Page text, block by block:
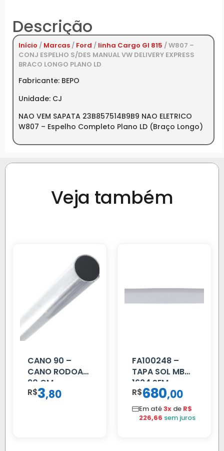
Descrição
Início / Marcas / Ford / linha Cargo GI 815 / W807 –
CONJ ESPELHO S/DES MANUAL VW DELIVERY EXPRESS
BRACO LONGO PLANO LD
Fabricante: BEPO
Unidade: CJ
NAO VEM SAPATA 23B857514B9B9 NAO ELETRICO
W807 – Espelho Completo Plano LD (Braço Longo)
Veja também
CANO 90 –
CANO RODOAR
90 CM
R$3,80
FA100248 –
TAPA SOL MB
1634 SEM
SUPORTE FIBRA
R$680,00
Em até3x de R$
226,66 sem juros